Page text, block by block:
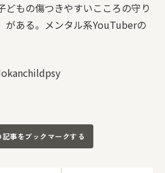
どもの傷つきやすいこころの守り
がある。メンタル系YouTuberの
記事をブックマークする